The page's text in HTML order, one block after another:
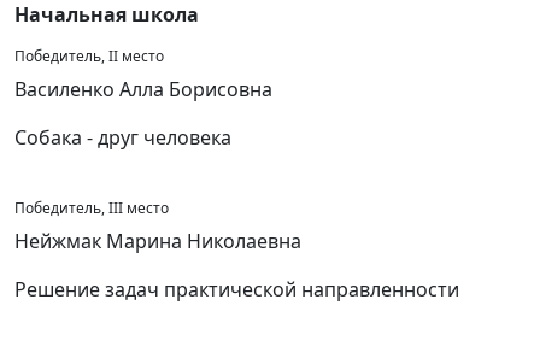
Начальная школа
Победитель, II место
Василенко Алла Борисовна
Собака - друг человека
Победитель, III место
Нейжмак Марина Николаевна
Решение задач практической направленности